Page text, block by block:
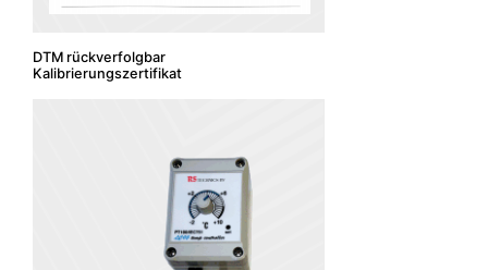
DTM rückverfolgbar
Kalibrierungszertifikat